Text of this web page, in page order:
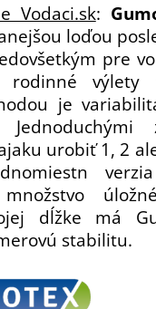
Vodaci.sk:
loďou
pre
rodinné výlety
je
urobiť 1, 2
dĺžke má
stabilitu.